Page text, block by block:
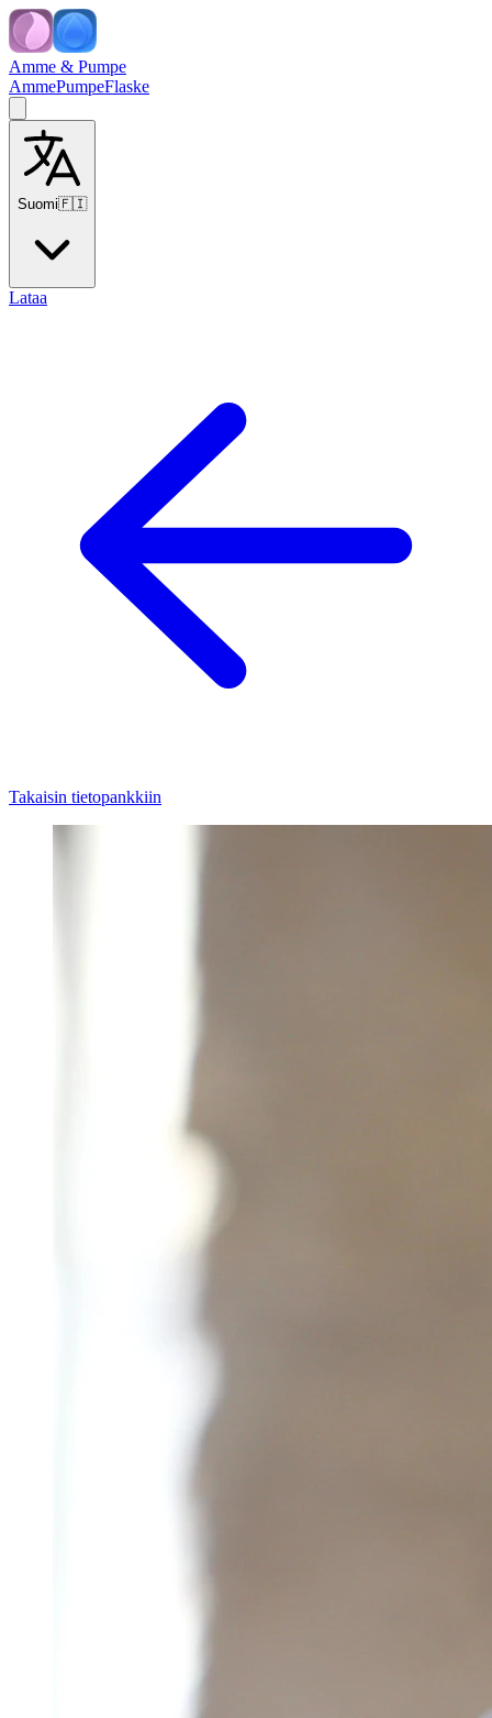
Amme & Pumpe
AmmePumpeFlaske
Suomi🇫🇮
Lataa
Takaisin tietopankkiin